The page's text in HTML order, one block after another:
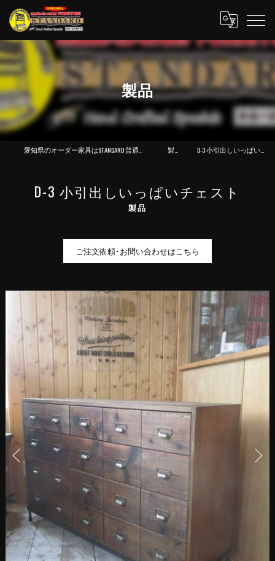
製品
製品 D-3 小引出しいっぱいチェスト
製品
D-3 小引出しいっぱいチェスト
ご注文依頼･お問い合わせはこちら